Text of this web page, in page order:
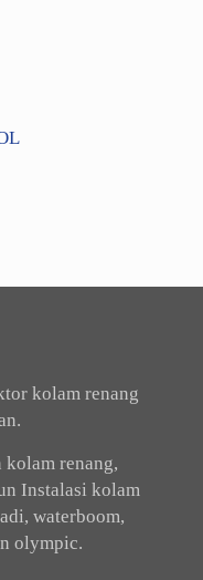
kolam renang
kolam renang,
Instalasi kolam
waterboom,
olympic.